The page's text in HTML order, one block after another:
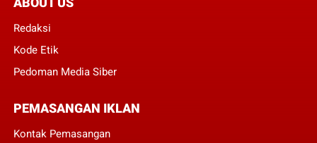
Redaksi
Kode Etik
Pedoman Media Siber
PEMASANGAN IKLAN
Kontak Pemasangan